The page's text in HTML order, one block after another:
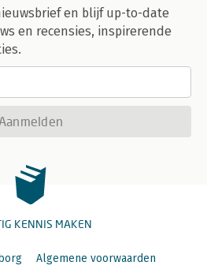
en blijf up-to-date
en recensies, inspirerende
Aanmelden
KENNIS MAKEN
Algemene voorwaarden